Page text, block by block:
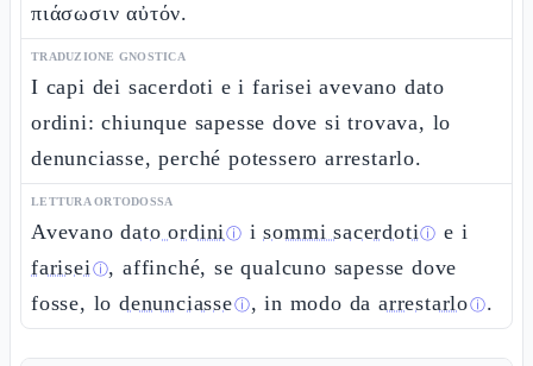
πιάσωσιν αὐτόν.
TRADUZIONE GNOSTICA
I capi dei sacerdoti e i farisei avevano dato
ordini: chiunque sapesse dove si trovava, lo
denunciasse, perché potessero arrestarlo.
LETTURA ORTODOSSA
Avevanodato ordiniⓘ isommi sacerdotiⓘ e i
fariseiⓘ, affinché, se qualcuno sapesse dove
fosse, lo denunciasseⓘ, in modo daarrestarloⓘ.